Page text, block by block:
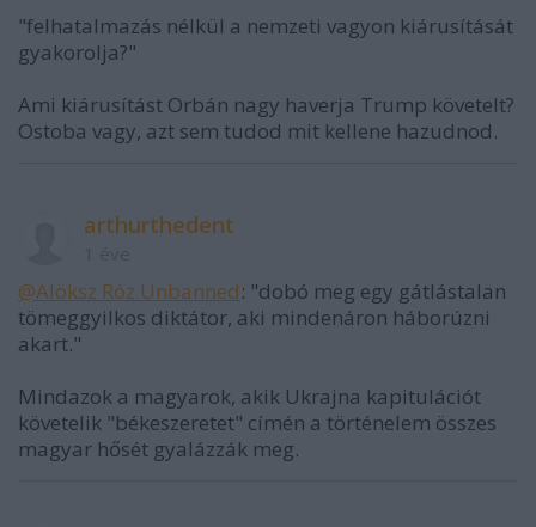
"felhatalmazás nélkül a nemzeti vagyon kiárusítását
gyakorolja?"
Ami kiárusítást Orbán nagy haverja Trump követelt?
Ostoba vagy, azt sem tudod mit kellene hazudnod.
arthurthedent
@Alöksz Róz Unbanned: "dobó meg egy gátlástalan
tömeggyilkos diktátor, aki mindenáron háborúzni
akart."
Mindazok a magyarok, akik Ukrajna kapitulációt
követelik "békeszeretet" címén a történelem összes
magyar hősét gyalázzák meg.